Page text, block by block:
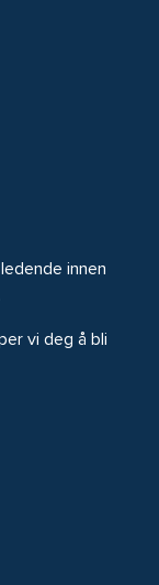
innen
vi deg å bli